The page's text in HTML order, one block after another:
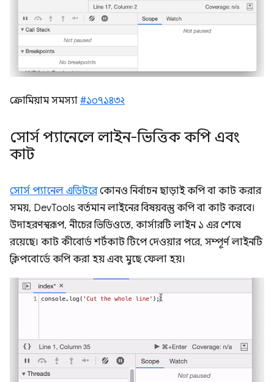
ক্রোমিয়াম সমস্যা #১০৭১৪৩২
সোর্স প্যানেলে লাইন-ভিত্তিক কপি এবং
কাট
সোর্স প্যানেল এডিটরেকোনও নির্বাচন ছাড়াই কপি বা কাট করার
সময়, DevTools বর্তমান লাইনের বিষয়বস্তু কপি বা কাট করবে।
উদাহরণস্বরূপ, নীচের ভিডিওতে, কার্সারটি লাইন ১ এর শেষে
রয়েছে। কাট কীবোর্ড শর্টকাট টিপে দেওয়ার পরে, সম্পূর্ণ লাইনটি
ক্লিপবোর্ডে কপি করা হয় এবং মুছে ফেলা হয়।